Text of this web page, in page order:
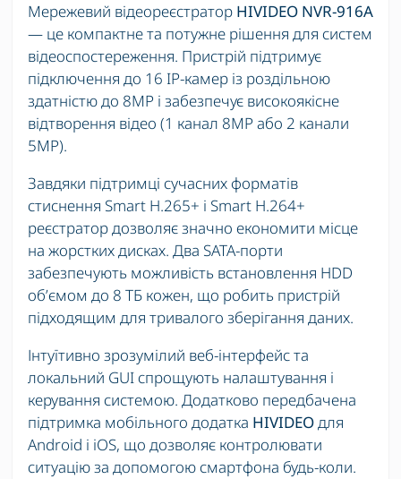
Мережевий відеореєстратор HIVIDEO NVR-916A
— це компактне та потужне рішення для систем
відеоспостереження. Пристрій підтримує
підключення до 16 IP-камер із роздільною
здатністю до 8MP і забезпечує високоякісне
відтворення відео (1 канал 8MP або 2 канали
5MP).
Завдяки підтримці сучасних форматів
стиснення Smart H.265+ і Smart H.264+
реєстратор дозволяє значно економити місце
на жорстких дисках. Два SATA-порти
забезпечують можливість встановлення HDD
об’ємом до 8 ТБ кожен, що робить пристрій
підходящим для тривалого зберігання даних.
Інтуїтивно зрозумілий веб-інтерфейс та
локальний GUI спрощують налаштування і
керування системою. Додатково передбачена
підтримка мобільного додатка HIVIDEOдля
Android і iOS, що дозволяє контролювати
ситуацію за допомогою смартфона будь-коли.